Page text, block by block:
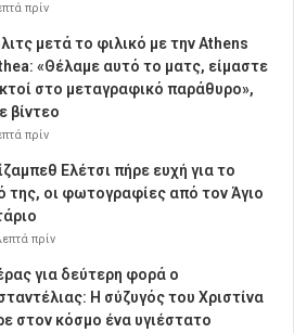
πρίν
μετά το φιλικό με την Athens
«Θέλαμε αυτό το ματς, είμαστε
στο μεταγραφικό παράθυρο»,
βίντεο
πρίν
Ελέτσι πήρε ευχή για το
της, οι φωτογραφίες από τον Άγιο
πρίν
για δεύτερη φορά ο
Η σύζυγός του Χριστίνα
στον κόσμο ένα υγιέστατο